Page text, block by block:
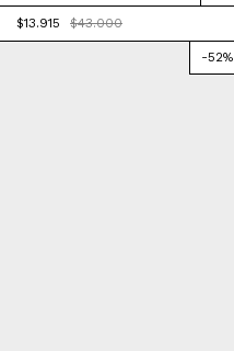
$13.915 $43.000
-52%